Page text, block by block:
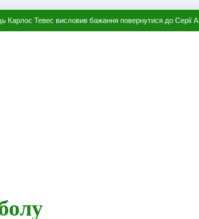
Карлос Тевес висловив бажання повернутися до Серії А